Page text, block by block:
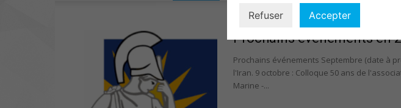
Prochains événements en
Prochains événements Septembre (date à
l'Iran. 9 octobre : Colloque 50 ans de
Marine -...
Refuser Accepter